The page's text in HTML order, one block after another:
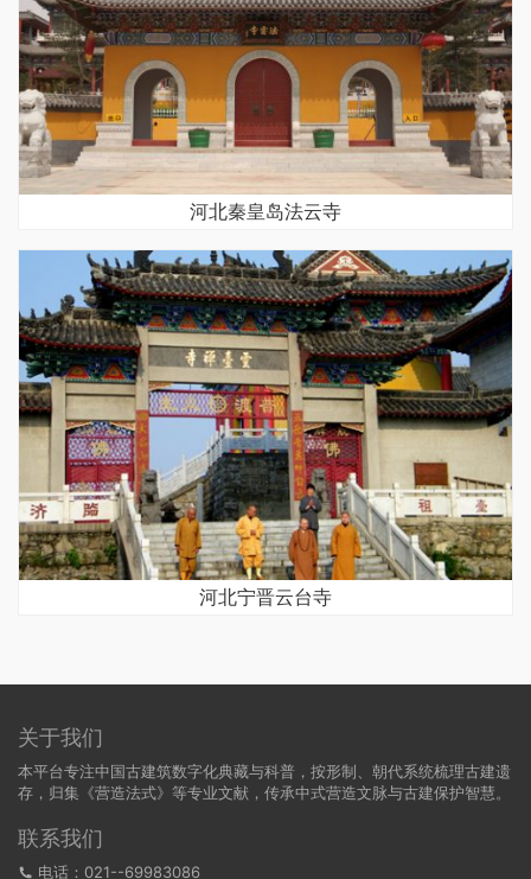
河北秦皇岛法云寺
河北宁晋云台寺
关于我们
本平台专注中国古建筑数字化典藏与科普，按形制、朝代系统梳理古建遗
存，归集《营造法式》等专业文献，传承中式营造文脉与古建保护智慧。
联系我们
电话：021--69983086